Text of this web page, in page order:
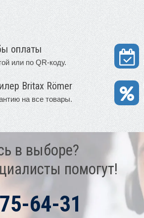
оплаты
или по QR-коду.
Britax Römer
на все товары.
в выборе?
помогут!
64-31